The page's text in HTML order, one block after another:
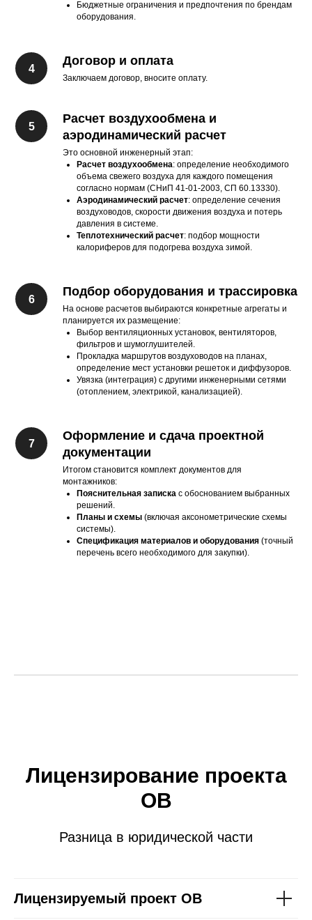
Бюджетные ограничения и предпочтения по брендам
оборудования.
Договор и оплата
Заключаем договор, вносите оплату.
Расчет воздухообмена и
аэродинамический расчет
Это основной инженерный этап:
Расчет воздухообмена: определение необходимого
объема свежего воздуха для каждого помещения
согласно нормам (СНиП 41-01-2003, СП 60.13330).
Аэродинамический расчет: определение сечения
воздуховодов, скорости движения воздуха и потерь
давления в системе.
Теплотехнический расчет: подбор мощности
калориферов для подогрева воздуха зимой.
Подбор оборудования и трассировка
На основе расчетов выбираются конкретные агрегаты и
планируется их размещение:
Выбор вентиляционных установок, вентиляторов,
фильтров и шумоглушителей.
Прокладка маршрутов воздуховодов на планах,
определение мест установки решеток и диффузоров.
Увязка (интеграция) с другими инженерными сетями
(отоплением, электрикой, канализацией).
Оформление и сдача проектной
документации
Итогом становится комплект документов для
монтажников:
Пояснительная записка с обоснованием выбранных
решений.
Планы и схемы (включая аксонометрические схемы
системы).
Спецификация материалов и оборудования (точный
перечень всего необходимого для закупки).
Лицензирование проекта
ОВ
Разница в юридической части
Лицензируемый проект ОВ